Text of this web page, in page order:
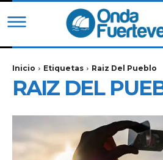
Inicio Etiquetas Raiz Del Pueblo
RAIZ DEL